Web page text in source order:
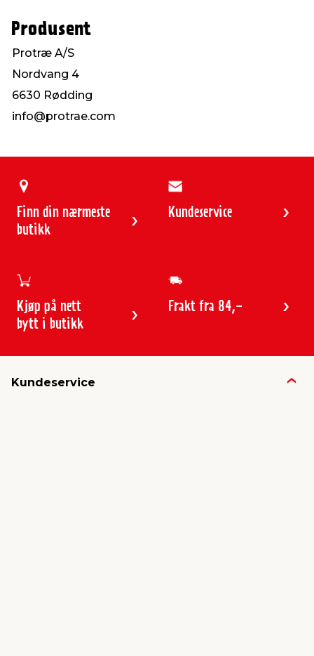
Produsent
Protræ A/S
Nordvang 4
6630 Rødding
info@protrae.com
Finn din nærmeste
butikk
Kundeservice
Kjøp på nett
bytt i butikk
Frakt fra 84,-
Kundeservice